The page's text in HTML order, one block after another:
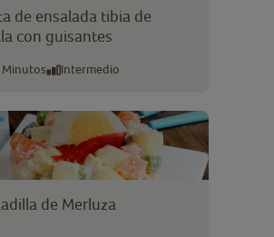
de ensalada tibia de
con guisantes
Minutos Intermedio
de Merluza